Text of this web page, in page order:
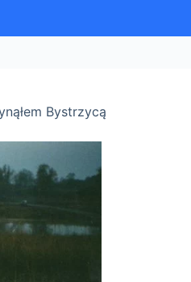
Bystrzycą